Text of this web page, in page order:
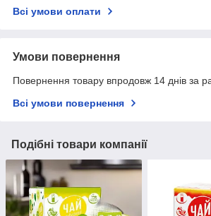
Всі умови оплати
Умови повернення
Повернення товару впродовж 14 днів за
Всі умови повернення
Подібні товари компанії